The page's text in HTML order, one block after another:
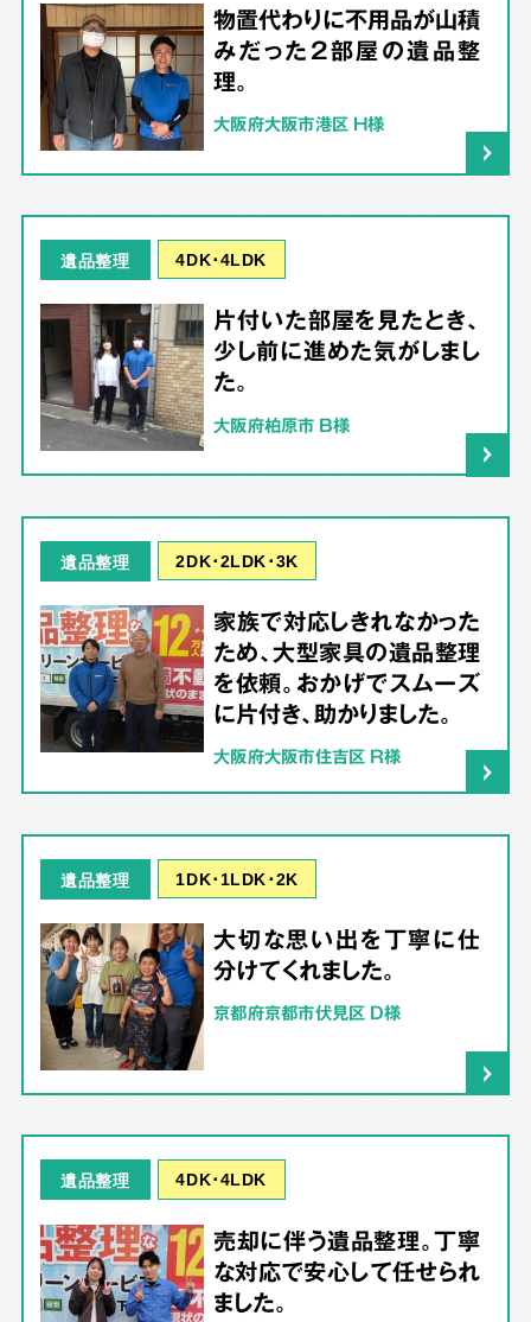
物置代わりに不用品が山積
みだった2部屋の遺品整
理。
大阪府大阪市港区 H様
遺品整理 4DK･4LDK
片付いた部屋を見たとき、
少し前に進めた気がしまし
た。
大阪府柏原市 B様
遺品整理 2DK･2LDK･3K
家族で対応しきれなかった
ため、大型家具の遺品整理
を依頼。おかげでスムーズ
に片付き、助かりました。
大阪府大阪市住吉区 R様
遺品整理 1DK･1LDK･2K
大切な思い出を丁寧に仕
分けてくれました。
京都府京都市伏見区 D様
遺品整理 4DK･4LDK
売却に伴う遺品整理。丁寧
な対応で安心して任せられ
ました。